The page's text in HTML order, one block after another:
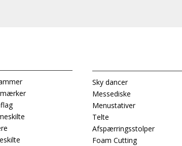
Sky dancer
Messediske
Menustativer
Telte
Afspærringsstolper
Foam Cutting